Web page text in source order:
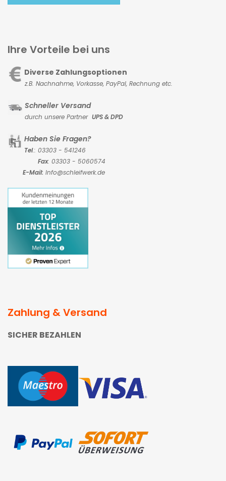
Ihre Vorteile bei uns
Diverse Zahlungsoptionen
z.B. Nachnahme, Vorkasse, PayPal, Rechnung etc.
Schneller Versand
durch unsere Partner UPS & DPD
Haben Sie Fragen?
Tel.: 03303 - 541246
Fax: 03303 - 5060574
E-Mail: Info@schleifwerk.de
Zahlung & Versand
SICHER BEZAHLEN